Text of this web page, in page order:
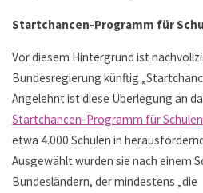
Startchancen-Programm für
Vor diesem Hintergrund ist
Bundesregierung künftig
Angelehnt ist diese Überlegung an
Startchancen-Programm für Schulen
etwa 4.000 Schulen in
Ausgewählt wurden sie nach einem
Bundesländern, der mindestens „die